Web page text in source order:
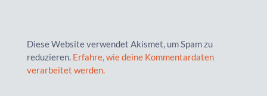
Diese Website verwendet Akismet, um Spam zu
reduzieren. Erfahre, wie deine Kommentardaten
verarbeitet werden.